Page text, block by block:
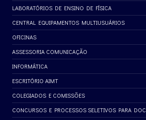
LABORATÓRIOS DE ENSINO DE FÍSICA
CENTRAL EQUIPAMENTOS MULTIUSUÁRIOS
OFICINAS
ASSESSORIA COMUNICAÇÃO
INFORMÁTICA
ESCRITÓRIO AIMT
COLEGIADOS E COMISSÕES
CONCURSOS E PROCESSOS SELETIVOS PARA